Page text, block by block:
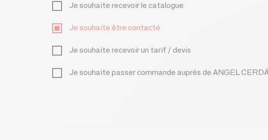
Je souhaite recevoir le catalogue
Je souhaite être contacté
Je souhaite recevoir un tarif / devis
Je souhaite passer commande auprès de ANGEL